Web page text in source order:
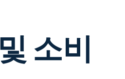
소비